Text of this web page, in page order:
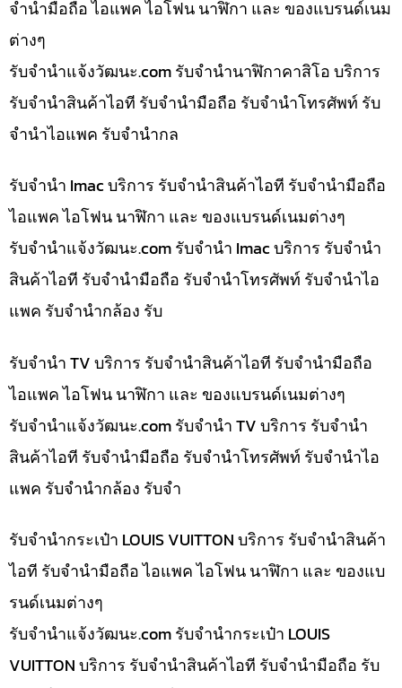
จำนำมือถือ ไอแพค ไอโฟน นาฬิกา และ ของแบรนด์เนม
ต่างๆ
รับจํานําแจ้งวัฒนะ.com รับจำนำนาฬิกาคาสิโอ บริการ
รับจำนำสินค้าไอที รับจำนำมือถือ รับจำนำโทรศัพท์ รับ
จำนำไอแพค รับจำนำกล
รับจำนำ Imac บริการ รับจำนำสินค้าไอที รับจำนำมือถือ
ไอแพค ไอโฟน นาฬิกา และ ของแบรนด์เนมต่างๆ
รับจํานําแจ้งวัฒนะ.com รับจำนำ Imac บริการ รับจำนำ
สินค้าไอที รับจำนำมือถือ รับจำนำโทรศัพท์ รับจำนำไอ
แพค รับจำนำกล้อง รับ
รับจำนำ TV บริการ รับจำนำสินค้าไอที รับจำนำมือถือ
ไอแพค ไอโฟน นาฬิกา และ ของแบรนด์เนมต่างๆ
รับจํานําแจ้งวัฒนะ.com รับจำนำ TV บริการ รับจำนำ
สินค้าไอที รับจำนำมือถือ รับจำนำโทรศัพท์ รับจำนำไอ
แพค รับจำนำกล้อง รับจำ
รับจำนำกระเป๋า LOUIS VUITTON บริการ รับจำนำสินค้า
ไอที รับจำนำมือถือ ไอแพค ไอโฟน นาฬิกา และ ของแบ
รนด์เนมต่างๆ
รับจํานําแจ้งวัฒนะ.com รับจำนำกระเป๋า LOUIS
VUITTON บริการ รับจำนำสินค้าไอที รับจำนำมือถือ รับ